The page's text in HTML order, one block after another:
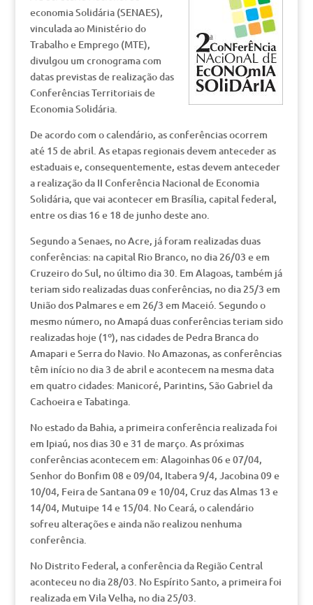
economia Solidária (SENAES),
vinculada ao Ministério do
Trabalho e Emprego (MTE),
divulgou um cronograma com
datas previstas de realização das
Conferências Territoriais de
Economia Solidária.
De acordo com o calendário, as conferências ocorrem
até 15 de abril. As etapas regionais devem anteceder as
estaduais e, consequentemente, estas devem anteceder
a realização da II Conferência Nacional de Economia
Solidária, que vai acontecer em Brasília, capital federal,
entre os dias 16 e 18 de junho deste ano.
Segundo a Senaes, no Acre, já foram realizadas duas
conferências: na capital Rio Branco, no dia 26/03 e em
Cruzeiro do Sul, no último dia 30. Em Alagoas, também já
teriam sido realizadas duas conferências, no dia 25/3 em
União dos Palmares e em 26/3 em Maceió. Segundo o
mesmo número, no Amapá duas conferências teriam sido
realizadas hoje (1º), nas cidades de Pedra Branca do
Amapari e Serra do Navio. No Amazonas, as conferências
têm início no dia 3 de abril e acontecem na mesma data
em quatro cidades: Manicoré, Parintins, São Gabriel da
Cachoeira e Tabatinga.
No estado da Bahia, a primeira conferência realizada foi
em Ipiaú, nos dias 30 e 31 de março. As próximas
conferências acontecem em: Alagoinhas 06 e 07/04,
Senhor do Bonfim 08 e 09/04, Itabera 9/4, Jacobina 09 e
10/04, Feira de Santana 09 e 10/04, Cruz das Almas 13 e
14/04, Mutuipe 14 e 15/04. No Ceará, o calendário
sofreu alterações e ainda não realizou nenhuma
conferência.
No Distrito Federal, a conferência da Região Central
aconteceu no dia 28/03. No Espírito Santo, a primeira foi
realizada em Vila Velha, no dia 25/03.